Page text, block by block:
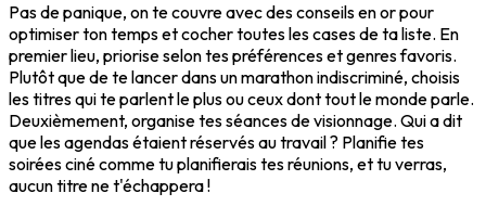
Pas de panique, on te couvre avec des conseils en or pour
optimiser ton temps et cocher toutes les cases de ta liste. En
premier lieu, priorise selon tes préférences et genres favoris.
Plutôt que de te lancer dans un marathon indiscriminé, choisis
les titres qui te parlent le plus ou ceux dont tout le monde parle.
Deuxièmement, organise tes séances de visionnage. Qui a dit
que les agendas étaient réservés au travail ? Planifie tes
soirées ciné comme tu planifierais tes réunions, et tu verras,
aucun titre ne t'échappera !